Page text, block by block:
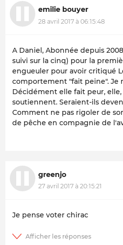
emilie bouyer
28 avril 2017 à 06:15:48
A Daniel, Abonnée depuis
suivi sur la cinq) pour la
engueuler pour avoir critiqué
comportement "fait peine". Je
Décidément elle fait peur,
soutiennent. Seraient-ils
Comment ne pas rigoler de
de pêche en compagnie de
greenjo
27 avril 2017 à 20:15:21
Je pense voter chirac